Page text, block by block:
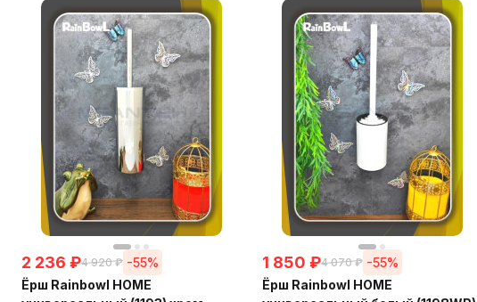
2 236 ₽4 920 ₽ -55%
Ёрш Rainbowl HOME
1 850 ₽4 070 ₽ -55%
Ёрш Rainbowl HOME